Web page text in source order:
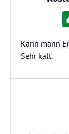
Kann mann
Sehr kalt.